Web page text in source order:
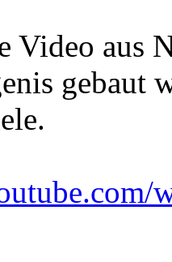
Video aus
gebaut